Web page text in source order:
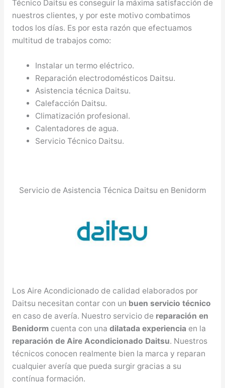
Técnico Daitsu es conseguir la máxima satisfacción de
nuestros clientes, y por este motivo combatimos
todos los días. Es por esta razón que efectuamos
multitud de trabajos como:
Instalar un termo eléctrico.
Reparación electrodomésticos Daitsu.
Asistencia técnica Daitsu.
Calefacción Daitsu.
Climatización profesional.
Calentadores de agua.
Servicio Técnico Daitsu.
Servicio de Asistencia Técnica Daitsu en Benidorm
Los Aire Acondicionado de calidad elaborados por
Daitsu necesitan contar con un buen servicio técnico
en caso de avería. Nuestro servicio de reparación en
Benidormcuenta con una dilatada experiencia en la
reparación de Aire Acondicionado Daitsu. Nuestros
técnicos conocen realmente bien la marca y reparan
cualquier avería que pueda surgir gracias a su
contínua formación.